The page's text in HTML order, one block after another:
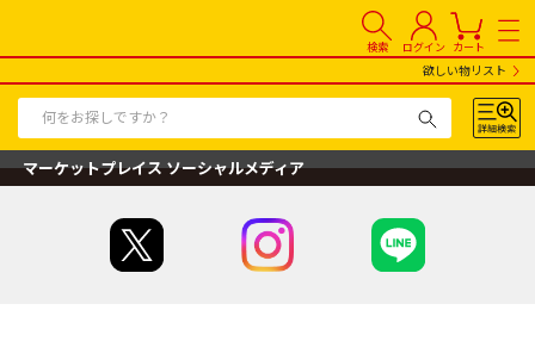
検索 ログイン カート
欲しい物リスト
マーケットプレイス ソーシャルメディア